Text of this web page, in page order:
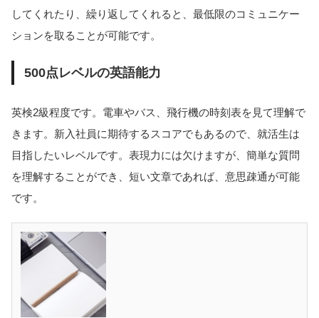
してくれたり、繰り返してくれると、最低限のコミュニケー
ションを取ることが可能です。
500点レベルの英語能力
英検2級程度です。電車やバス、飛行機の時刻表を見て理解で
きます。新入社員に期待するスコアでもあるので、就活生は
目指したいレベルです。表現力には欠けますが、簡単な質問
を理解することができ、短い文章であれば、意思疎通が可能
です。